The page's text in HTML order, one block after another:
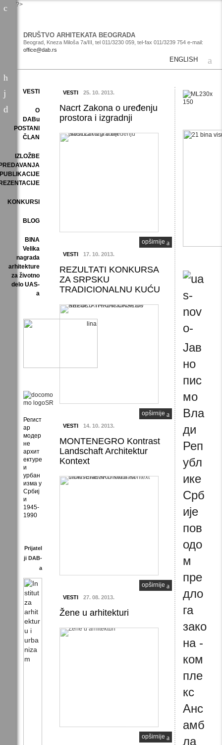
?>
DRUŠTVO ARHITEKATA BEOGRADA
Beograd, Kneza Miloša 7a/III, tel 011/3230 059, tel-fax 011/3239 754 e-mail:
office@dab.rs
ENGLISH
VESTI 25. 10. 2013.
Nacrt Zakona o uređenju
prostora i izgradnji
opširnije
VESTI 17. 10. 2013.
REZULTATI KONKURSA
ZA SRPSKU
TRADICIONALNU KUĆU
opširnije
VESTI 14. 10. 2013.
MONTENEGRO Kontrast
Landschaft Architektur
Kontext
opširnije
VESTI 27. 08. 2013.
Žene u arhitekturi
opširnije
Јав
но
пис
мо
Вла
ди
Реп
убл
ике
Срб
ије
пов
одо
м
пре
дло
га
зако
на -
ком
пле
кс
Анс
амб
ла
VESTI
O
DABu
POSTANI
ČLAN
IZLOŽBE
PUBLIKACIJE
KONKURSI
BLOG
BINA
Velika
nagrada
arhitekture
za životno
delo UAS-
a
Регист
ар
модер
не
архит
ектуре
и
урбан
изма у
Србиј
и
1945-
1990
Prijatel
ji DAB-
a